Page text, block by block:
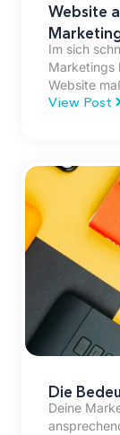
Website
Im sich
Marketings
Website
View Post
Die
Deine